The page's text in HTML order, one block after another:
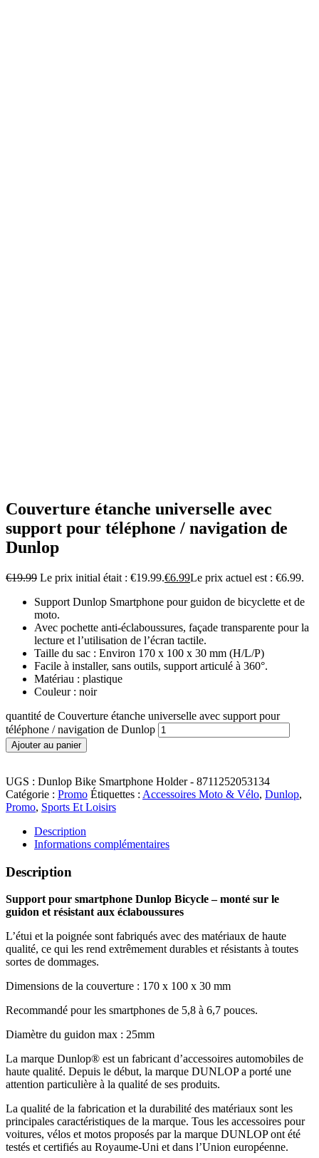
Couverture étanche universelle avec
support pour téléphone / navigation de
Dunlop
€19.99 Le prix initial était : €19.99.€6.99Le prix actuel est : €6.99.
Support Dunlop Smartphone pour guidon de bicyclette et de
moto.
Avec pochette anti-éclaboussures, façade transparente pour la
lecture et l’utilisation de l’écran tactile.
Taille du sac : Environ 170 x 100 x 30 mm (H/L/P)
Facile à installer, sans outils, support articulé à 360°.
Matériau : plastique
Couleur : noir
quantité de Couverture étanche universelle avec support pour
téléphone / navigation de Dunlop
Ajouter au panier
UGS : Dunlop Bike Smartphone Holder - 8711252053134
Catégorie : Promo Étiquettes : Accessoires Moto & Vélo, Dunlop,
Promo, Sports Et Loisirs
Description
Informations complémentaires
Description
Support pour smartphone Dunlop Bicycle – monté sur le
guidon et résistant aux éclaboussures
L’étui et la poignée sont fabriqués avec des matériaux de haute
qualité, ce qui les rend extrêmement durables et résistants à toutes
sortes de dommages.
Dimensions de la couverture : 170 x 100 x 30 mm
Recommandé pour les smartphones de 5,8 à 6,7 pouces.
Diamètre du guidon max : 25mm
La marque Dunlop® est un fabricant d’accessoires automobiles de
haute qualité. Depuis le début, la marque DUNLOP a porté une
attention particulière à la qualité de ses produits.
La qualité de la fabrication et la durabilité des matériaux sont les
principales caractéristiques de la marque. Tous les accessoires pour
voitures, vélos et motos proposés par la marque DUNLOP ont été
testés et certifiés au Royaume-Uni et dans l’Union européenne.